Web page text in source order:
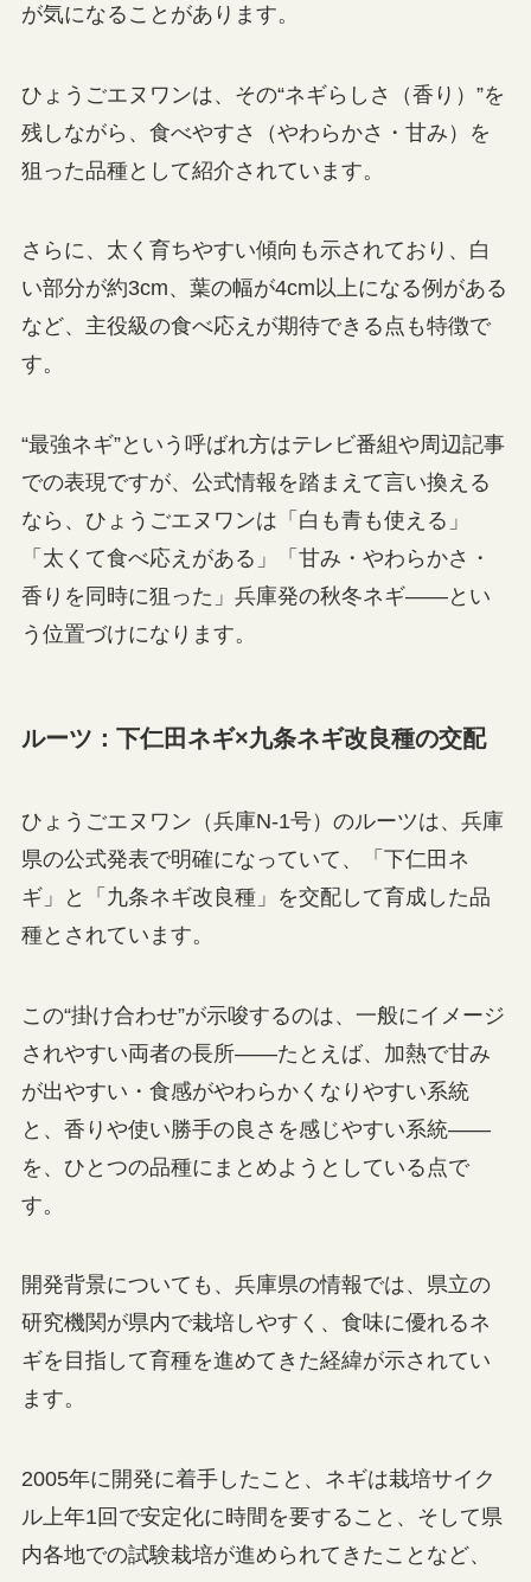
が気になることがあります。
ひょうごエヌワンは、その“ネギらしさ（香り）”を
残しながら、食べやすさ（やわらかさ・甘み）を
狙った品種として紹介されています。
さらに、太く育ちやすい傾向も示されており、白
い部分が約3cm、葉の幅が4cm以上になる例がある
など、主役級の食べ応えが期待できる点も特徴で
す。
“最強ネギ”という呼ばれ方はテレビ番組や周辺記事
での表現ですが、公式情報を踏まえて言い換える
なら、ひょうごエヌワンは「白も青も使える」
「太くて食べ応えがある」「甘み・やわらかさ・
香りを同時に狙った」兵庫発の秋冬ネギ——とい
う位置づけになります。
ルーツ：下仁田ネギ×九条ネギ改良種の交配
ひょうごエヌワン（兵庫N-1号）のルーツは、兵庫
県の公式発表で明確になっていて、「下仁田ネ
ギ」と「九条ネギ改良種」を交配して育成した品
種とされています。
この“掛け合わせ”が示唆するのは、一般にイメージ
されやすい両者の長所——たとえば、加熱で甘み
が出やすい・食感がやわらかくなりやすい系統
と、香りや使い勝手の良さを感じやすい系統——
を、ひとつの品種にまとめようとしている点で
す。
開発背景についても、兵庫県の情報では、県立の
研究機関が県内で栽培しやすく、食味に優れるネ
ギを目指して育種を進めてきた経緯が示されてい
ます。
2005年に開発に着手したこと、ネギは栽培サイク
ル上年1回で安定化に時間を要すること、そして県
内各地での試験栽培が進められてきたことなど、